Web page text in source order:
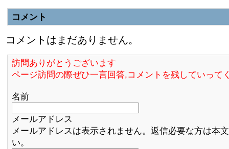
コメント
コメントはまだありません。
訪問ありがとうございます
ページ訪問の際ぜひ一言回答,コメントを残していって
名前
メールアドレス
メールアドレスは表示されません。返信必要な方は本
い。